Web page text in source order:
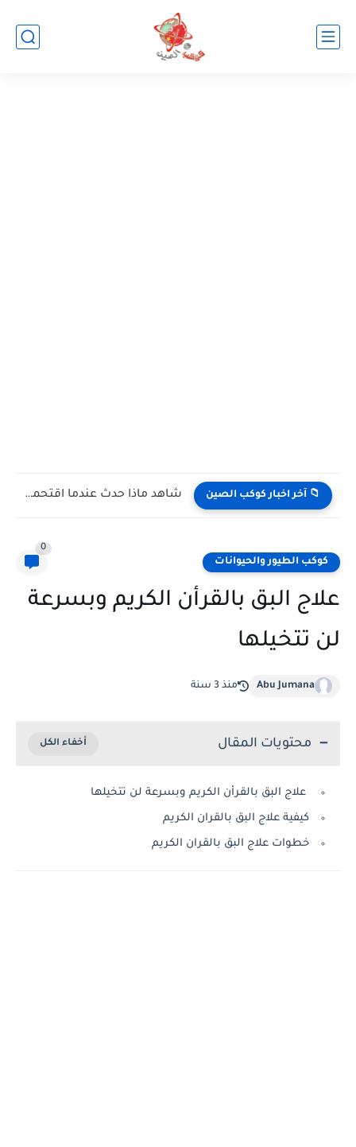
📁 آخر اخبار كوكب الصين شاهد كيف يتغلب النمس على الكوبرا في مواجهة تعتمد على...
كوكب الطيور والحيوانات
0
علاج البق بالقرأن الكريم وبسرعة
لن تتخيلها
Abu Jumana منذ 3 سنة
محتويات المقال
علاج البق بالقرأن الكريم وبسرعة لن تتخيلها
كيفية علاج البق بالقران الكريم
خطوات علاج البق بالقران الكريم